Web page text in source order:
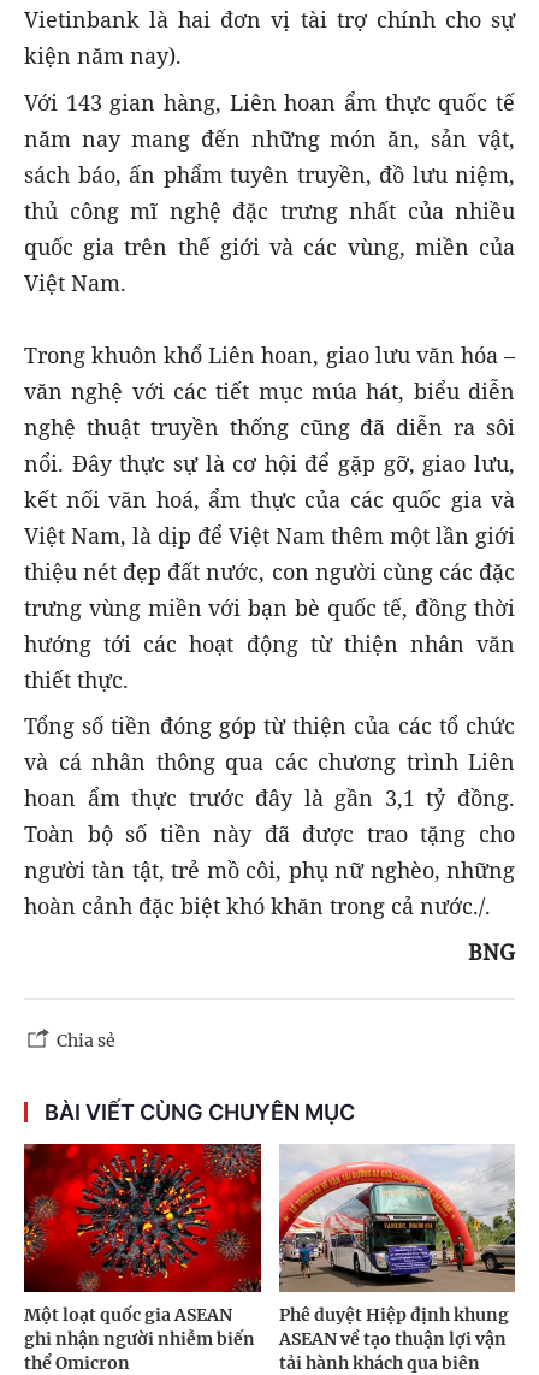
Vietinbank là hai đơn vị tài trợ chính cho sự
kiện năm nay).
Với 143 gian hàng, Liên hoan ẩm thực quốc tế
năm nay mang đến những món ăn, sản vật,
sách báo, ấn phẩm tuyên truyền, đồ lưu niệm,
thủ công mĩ nghệ đặc trưng nhất của nhiều
quốc gia trên thế giới và các vùng, miền của
Việt Nam.
Trong khuôn khổ Liên hoan, giao lưu văn hóa –
văn nghệ với các tiết mục múa hát, biểu diễn
nghệ thuật truyền thống cũng đã diễn ra sôi
nổi. Đây thực sự là cơ hội để gặp gỡ, giao lưu,
kết nối văn hoá, ẩm thực của các quốc gia và
Việt Nam, là dịp để Việt Nam thêm một lần giới
thiệu nét đẹp đất nước, con người cùng các đặc
trưng vùng miền với bạn bè quốc tế, đồng thời
hướng tới các hoạt động từ thiện nhân văn
thiết thực.
Tổng số tiền đóng góp từ thiện của các tổ chức
và cá nhân thông qua các chương trình Liên
hoan ẩm thực trước đây là gần 3,1 tỷ đồng.
Toàn bộ số tiền này đã được trao tặng cho
người tàn tật, trẻ mồ côi, phụ nữ nghèo, những
hoàn cảnh đặc biệt khó khăn trong cả nước./.
BNG
Chia sẻ
BÀI VIẾT CÙNG CHUYÊN MỤC
Một loạt quốc gia ASEAN
ghi nhận người nhiễm biến
thể Omicron
Phê duyệt Hiệp định khung
ASEAN về tạo thuận lợi vận
tải hành khách qua biên